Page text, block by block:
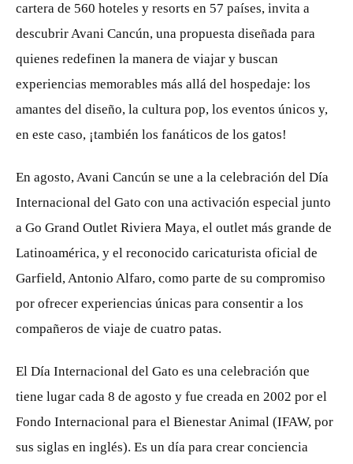
cartera de 560 hoteles y resorts en 57 países, invita a
descubrir Avani Cancún, una propuesta diseñada para
quienes redefinen la manera de viajar y buscan
experiencias memorables más allá del hospedaje: los
amantes del diseño, la cultura pop, los eventos únicos y,
en este caso, ¡también los fanáticos de los gatos!
En agosto, Avani Cancún se une a la celebración del Día
Internacional del Gato con una activación especial junto
a Go Grand Outlet Riviera Maya, el outlet más grande de
Latinoamérica, y el reconocido caricaturista oficial de
Garfield, Antonio Alfaro, como parte de su compromiso
por ofrecer experiencias únicas para consentir a los
compañeros de viaje de cuatro patas.
El Día Internacional del Gato es una celebración que
tiene lugar cada 8 de agosto y fue creada en 2002 por el
Fondo Internacional para el Bienestar Animal (IFAW, por
sus siglas en inglés). Es un día para crear conciencia